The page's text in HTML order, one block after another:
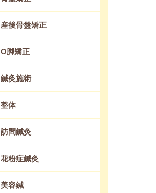
産後骨盤矯正
O脚矯正
鍼灸施術
整体
訪問鍼灸
花粉症鍼灸
美容鍼